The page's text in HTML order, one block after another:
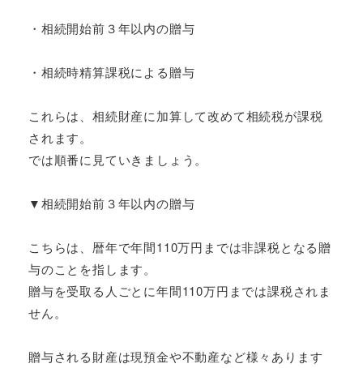
・相続開始前３年以内の贈与
・相続時精算課税による贈与
これらは、相続財産に加算して改めて相続税が課税
されます。
では順番に見ていきましょう。
▼相続開始前３年以内の贈与
こちらは、暦年で年間110万円までは非課税となる贈
与のことを指します。
贈与を受取る人ごとに年間110万円までは課税されま
せん。
贈与される財産は現預金や不動産など様々あります